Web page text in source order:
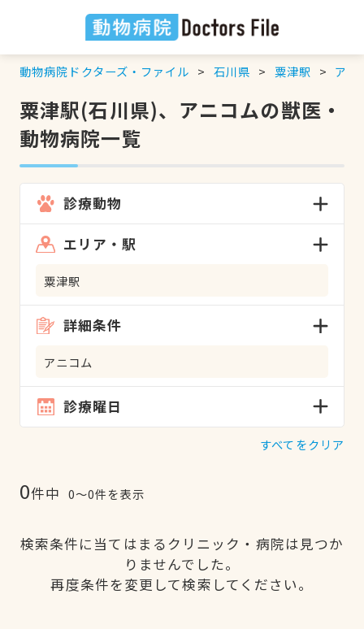
動物病院ドクターズ・ファイル 石川県 粟津駅 アニ
粟津駅(石川県)、アニコムの獣医・
動物病院一覧
診療動物
エリア・駅
粟津駅
詳細条件
アニコム
診療曜日
すべてをクリア
0件中 0〜0件を表示
検索条件に当てはまるクリニック・病院は見つか
りませんでした。
再度条件を変更して検索してください。